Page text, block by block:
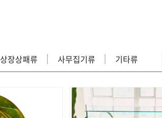
간행물 변천사
영상 기록물
상장상패류 사무집기류 기타류